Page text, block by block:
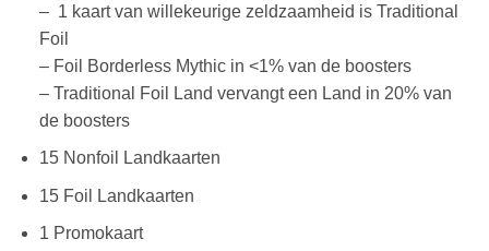
– 1 kaart van willekeurige zeldzaamheid is Traditional
Foil
– Foil Borderless Mythic in <1% van de boosters
– Traditional Foil Land vervangt een Land in 20% van
de boosters
15 Nonfoil Landkaarten
15 Foil Landkaarten
1 Promokaart